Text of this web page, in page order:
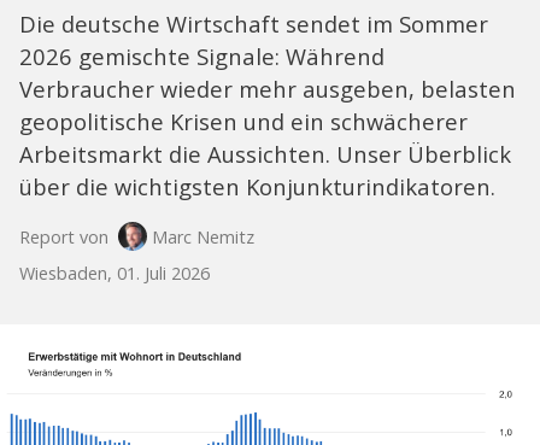
Die deutsche Wirtschaft sendet im Sommer
2026 gemischte Signale: Während
Verbraucher wieder mehr ausgeben, belasten
geopolitische Krisen und ein schwächerer
Arbeitsmarkt die Aussichten. Unser Überblick
über die wichtigsten Konjunkturindikatoren.
Report von
Marc Nemitz
Wiesbaden, 01. Juli 2026